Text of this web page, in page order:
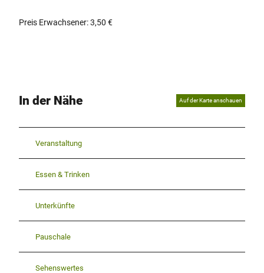
Preis Erwachsener: 3,50 €
In der Nähe Auf der Karte anschauen
Veranstaltung
Essen & Trinken
Unterkünfte
Pauschale
Sehenswertes